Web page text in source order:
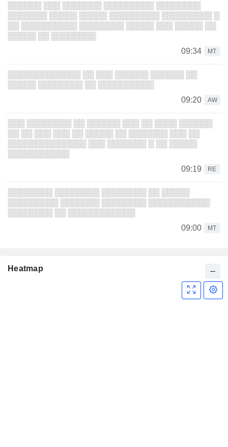
░░░░░░ ░░░ ░░░░░░░ ░░░░░░░░░ ░░░░░░░░
░░░░░░░ ░░░░░ ░░░░░ ░░░░░░░░░ ░░░░░░░░░ ░
░░ ░░░░░░░░░░ ░░░░░░░░ ░░░░░ ░░░ ░░░░░ ░░
░░░░░ ░░ ░░░░░░░░
09:34
MT
░░░░░░░░░░░░░ ░░ ░░░ ░░░░░░ ░░░░░░ ░░
░░░░░ ░░░░░░░░ ░░ ░░░░░░░░░░
09:20
AW
░░░ ░░░░░░░░ ░░ ░░░░░░ ░░░ ░░ ░░░░ ░░░░░░
░░ ░░ ░░░ ░░░ ░░ ░░░░░ ░░ ░░░░░░░ ░░░ ░░
░░░░░░░░░░░░░░ ░░░ ░░░░░░░ ░ ░░ ░░░░░
░░░░░░░░░░░
09:19
RE
░░░░░░░░ ░░░░░░░░ ░░░░░░░░ ░░ ░░░░░
░░░░░░░░░ ░░░░░░░ ░░░░░░░░ ░░░░░░░░░░░
░░░░░░░░ ░░ ░░░░░░░░░░░░
09:00
MT
Heatmap